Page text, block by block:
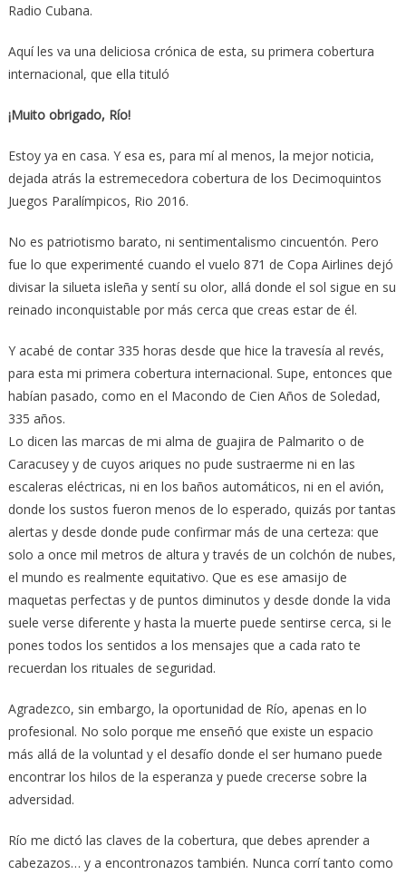
Radio Cubana.
Aquí les va una deliciosa crónica de esta, su primera cobertura
internacional, que ella tituló
¡Muito obrigado, Río!
Estoy ya en casa. Y esa es, para mí al menos, la mejor noticia,
dejada atrás la estremecedora cobertura de los Decimoquintos
Juegos Paralímpicos, Rio 2016.
No es patriotismo barato, ni sentimentalismo cincuentón. Pero
fue lo que experimenté cuando el vuelo 871 de Copa Airlines dejó
divisar la silueta isleña y sentí su olor, allá donde el sol sigue en su
reinado inconquistable por más cerca que creas estar de él.
Y acabé de contar 335 horas desde que hice la travesía al revés,
para esta mi primera cobertura internacional. Supe, entonces que
habían pasado, como en el Macondo de Cien Años de Soledad,
335 años.
Lo dicen las marcas de mi alma de guajira de Palmarito o de
Caracusey y de cuyos ariques no pude sustraerme ni en las
escaleras eléctricas, ni en los baños automáticos, ni en el avión,
donde los sustos fueron menos de lo esperado, quizás por tantas
alertas y desde donde pude confirmar más de una certeza: que
solo a once mil metros de altura y través de un colchón de nubes,
el mundo es realmente equitativo. Que es ese amasijo de
maquetas perfectas y de puntos diminutos y desde donde la vida
suele verse diferente y hasta la muerte puede sentirse cerca, si le
pones todos los sentidos a los mensajes que a cada rato te
recuerdan los rituales de seguridad.
Agradezco, sin embargo, la oportunidad de Río, apenas en lo
profesional. No solo porque me enseñó que existe un espacio
más allá de la voluntad y el desafío donde el ser humano puede
encontrar los hilos de la esperanza y puede crecerse sobre la
adversidad.
Río me dictó las claves de la cobertura, que debes aprender a
cabezazos… y a encontronazos también. Nunca corrí tanto como